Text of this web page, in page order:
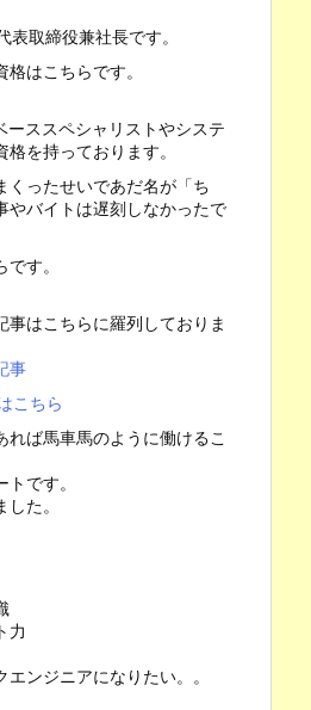
取締役兼社長です。
はこちらです。
ススペシャリストやシステ
を持っております。
くったせいであだ名が「ち
やバイトは遅刻しなかったで
す。
事はこちらに羅列しておりま
事
こちら
ば馬車馬のように働けるこ
です。
た。
力
ンジニアになりたい。。